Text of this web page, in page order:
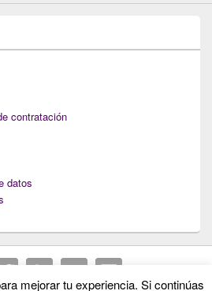
contratación
datos
mejorar tu experiencia. Si continúas